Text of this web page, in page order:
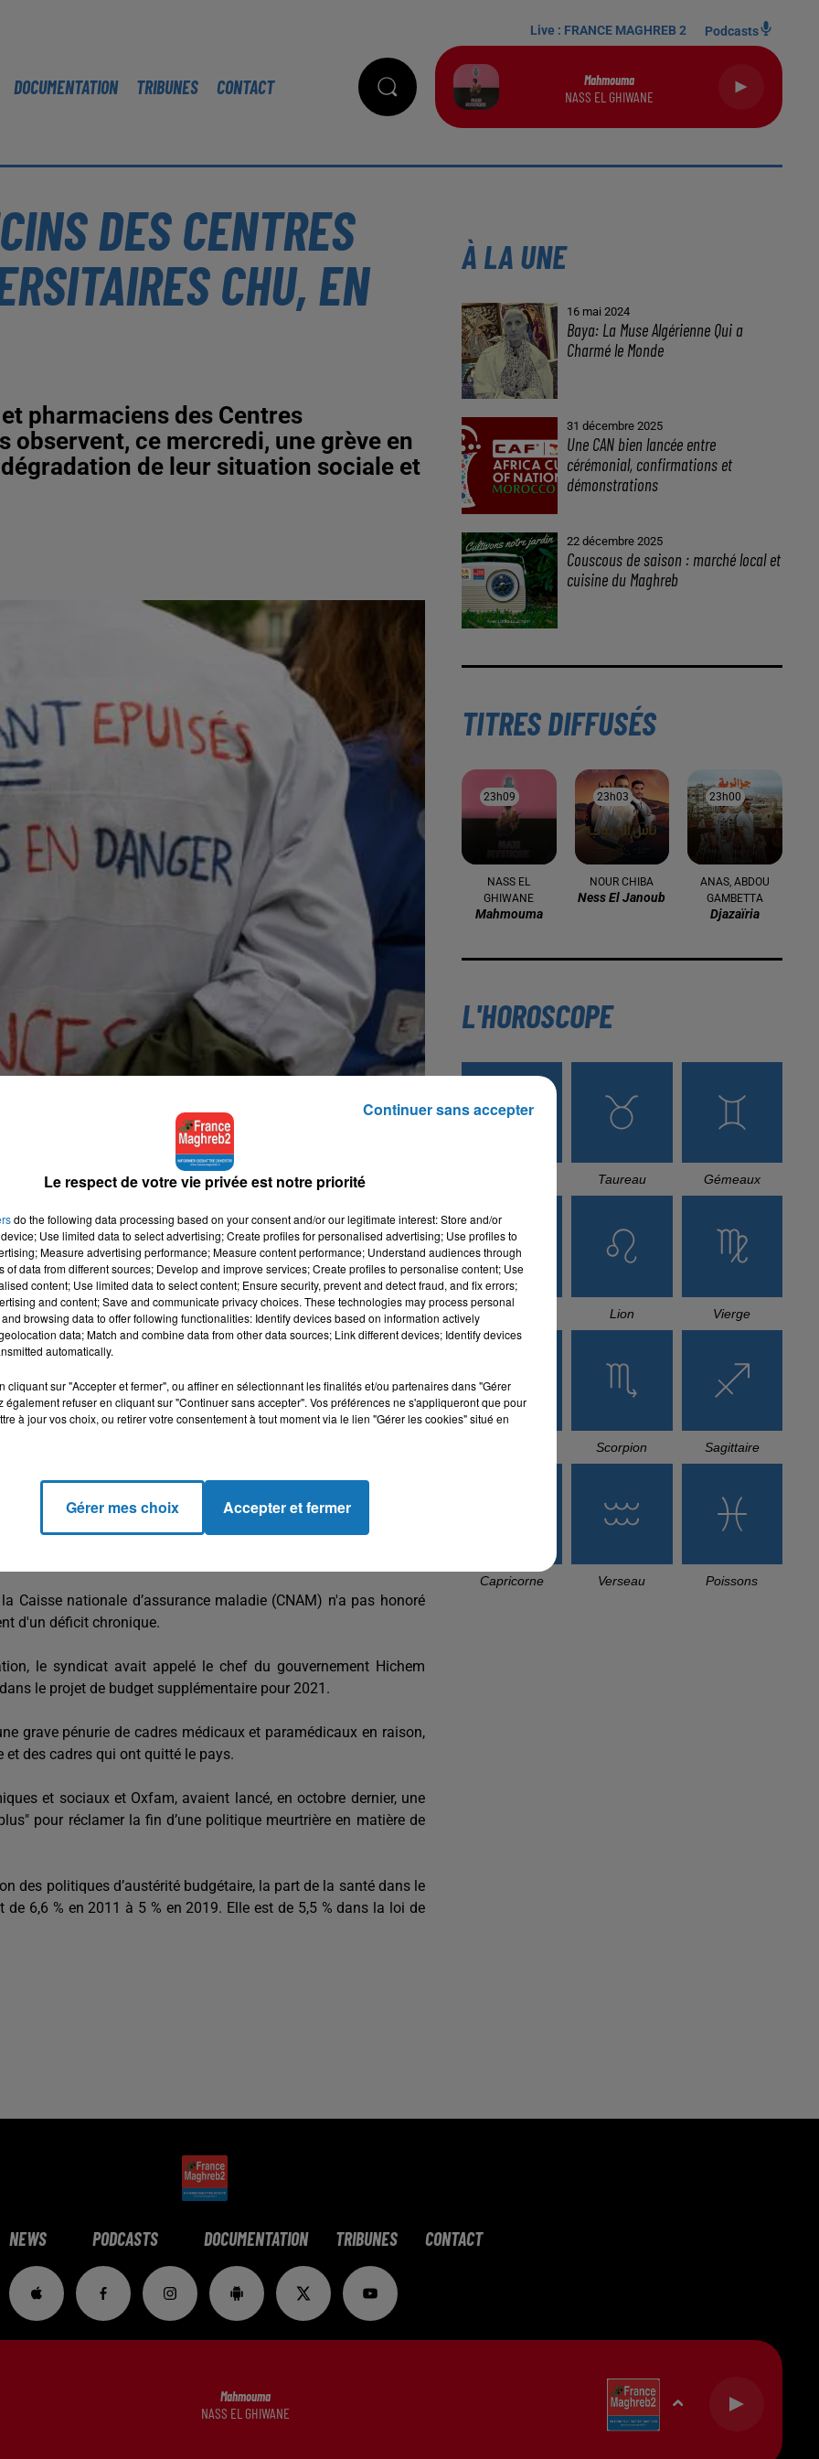
DOCUMENTATION TRIBUNES CONTACT
Live : FRANCE MAGHREB 2 Podcasts
Mahmouma
NASS EL GHIWANE
DES CENTRES
CHU, EN
pharmaciens des Centres
ce mercredi, une grève en
de leur situation sociale et
partis travailler à l'étranger en 2019 et
médecins dentistes et pharmaciens hospitalo-universitaires
vit une "situation alarmante", aggravée par le phénomène de la
période.
80% des nouveaux diplômés du secteur médical sont partis
ont exprimé leur intention de quitter le pays.
suite à la non application des dispositions réglementaires de la
du secteur de la santé publique.
de décrets relatif à l’alignement du statut des médecins
et la création des primes de rentrée universitaire et
ministères concernés, à savoir les ministères de la Santé, de
de la Fonction publique, des Finances, de l’économie et du
la réunion du 6 janvier 2021.
Caisse nationale d’assurance maladie (CNAM) n'a pas honoré
d'un déficit chronique.
le syndicat avait appelé le chef du gouvernement Hichem
le projet de budget supplémentaire pour 2021.
grave pénurie de cadres médicaux et paramédicaux en raison,
des cadres qui ont quitté le pays.
et sociaux et Oxfam, avaient lancé, en octobre dernier, une
pour réclamer la fin d’une politique meurtrière en matière de
des politiques d’austérité budgétaire, la part de la santé dans le
de 6,6 % en 2011 à 5 % en 2019. Elle est de 5,5 % dans la loi de
À LA UNE
16 mai 2024
Baya: La Muse Algérienne Qui a
Charmé le Monde
31 décembre 2025
Une CAN bien lancée entre
cérémonial, confirmations et
démonstrations
22 décembre 2025
Couscous de saison : marché local et
cuisine du Maghreb
TITRES DIFFUSÉS
23h09
23h09
NASS EL
GHIWANE
Mahmouma
23h03
23h03
NOUR CHIBA
Ness El Janoub
23h00
23h00
ANAS, ABDOU
GAMBETTA
Djazaïria
L'HOROSCOPE
Taureau Gémeaux
Lion Vierge
Scorpion Sagittaire
Capricorne Verseau Poissons
NEWS PODCASTS DOCUMENTATION TRIBUNES CONTACT
Mahmouma
NASS EL GHIWANE
Le respect de votre vie privée est notre priorité
do the following data processing based on your consent and/or our legitimate interest: Store and/or
Use limited data to select advertising; Create profiles for personalised advertising; Use profiles to
Measure advertising performance; Measure content performance; Understand audiences through
of data from different sources; Develop and improve services; Create profiles to personalise content; Use
content; Use limited data to select content; Ensure security, prevent and detect fraud, and fix errors;
and content; Save and communicate privacy choices. These technologies may process personal
browsing data to offer following functionalities: Identify devices based on information actively
data; Match and combine data from other data sources; Link different devices; Identify devices
automatically.
cliquant sur "Accepter et fermer", ou affiner en sélectionnant les finalités et/ou partenaires dans "Gérer
également refuser en cliquant sur "Continuer sans accepter". Vos préférences ne s'appliqueront que pour
à jour vos choix, ou retirer votre consentement à tout moment via le lien "Gérer les cookies" situé en
Gérer mes choix Accepter et fermer
Continuer sans accepter